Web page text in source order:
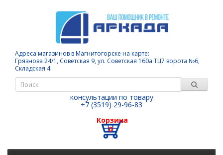
Адреса магазинов в Магнитогорске на карте:
Грязнова 24/1, Советская 9, ул. Советская 160а ТЦ7 ворота №6,
Складская 4
консультации по товару
+7 (3519) 29-96-83
Корзина
0